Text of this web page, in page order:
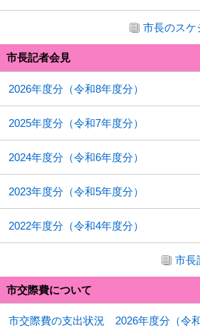
市長のスケ
市長記者会見
2026年度分（令和8年度分）
2025年度分（令和7年度分）
2024年度分（令和6年度分）
2023年度分（令和5年度分）
2022年度分（令和4年度分）
市長
市交際費について
市交際費の支出状況 2026年度分（令和